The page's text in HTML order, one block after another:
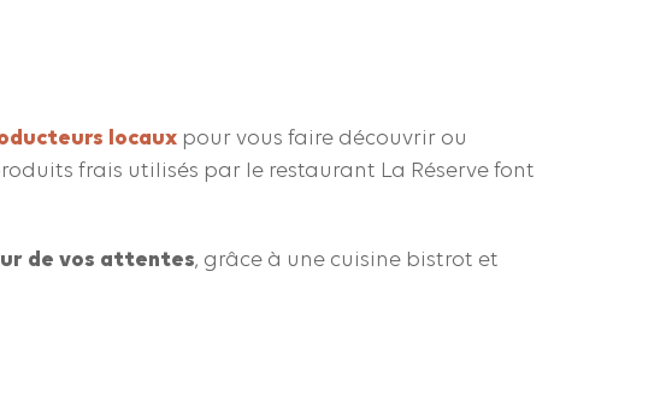
locaux pour vous faire découvrir ou
frais utilisés par le restaurant La Réserve font
de vos attentes, grâce à une cuisine bistrot et